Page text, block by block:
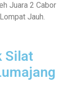
Juara 2 Cabor
Jauh.
Silat